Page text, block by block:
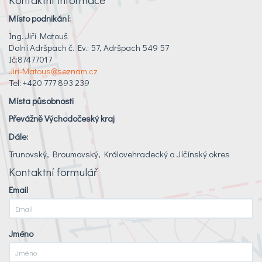
Místo podnikání:
Ing. Jiří Matouš
Dolní Adršpach č. Ev.: 57, Adršpach 549 57
Ič:87477017
Jiri-Matous@seznam.cz
Tel: +420 777 893 239
Místa působnosti
Převážně Východočeský kraj
Dále:
Trunovský, Broumovský, Královehradecký a Jíčínský okres
Kontaktní formulář
Email
Jméno